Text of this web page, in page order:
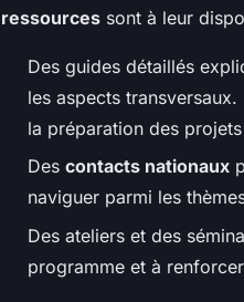
ressources sont à leur
Des guides détaillés
les aspects
la préparation des
Des contacts nationaux
naviguer parmi les
Des ateliers et des
programme et à